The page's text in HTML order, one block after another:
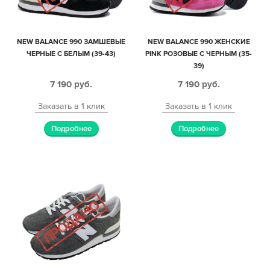
NEW BALANCE 990 ЗАМШЕВЫЕ
ЧЕРНЫЕ С БЕЛЫМ (39-43)
7 190 руб.
Заказать в 1 клик
Подробнее
NEW BALANCE 990 ЖЕНСКИЕ
PINK РОЗОВЫЕ С ЧЕРНЫМ (35-
39)
7 190 руб.
Заказать в 1 клик
Подробнее